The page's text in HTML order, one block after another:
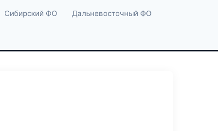
Сибирский ФО Дальневосточный ФО